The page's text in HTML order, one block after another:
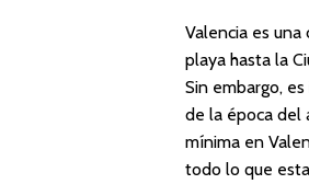
Valencia es
playa hasta la
Sin embargo,
de la época del
mínima en
todo lo que